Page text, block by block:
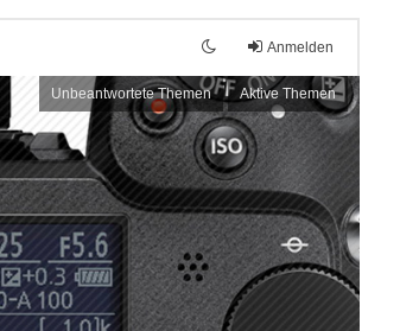
Anmelden
Unbeantwortete Themen Aktive Themen